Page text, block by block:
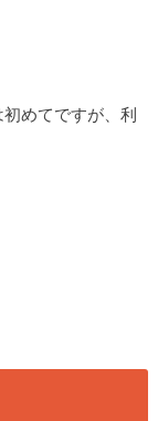
めてですが、利